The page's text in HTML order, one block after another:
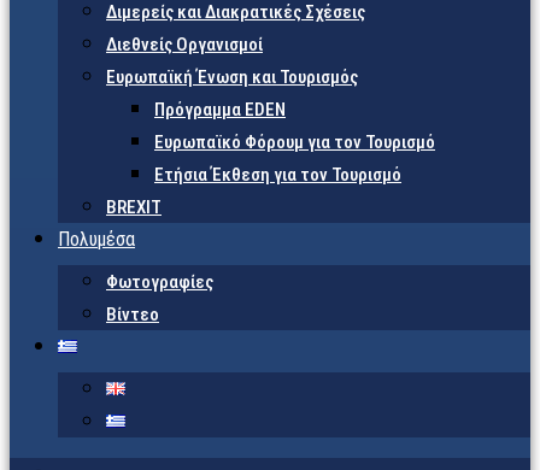
Διμερείς και Διακρατικές Σχέσεις
Διεθνείς Οργανισμοί
Ευρωπαϊκή Ένωση και Τουρισμός
Πρόγραμμα EDEN
Ευρωπαϊκό Φόρουμ για τον Τουρισμό
Ετήσια Έκθεση για τον Τουρισμό
BREXIT
Πολυμέσα
Φωτογραφίες
Βίντεο